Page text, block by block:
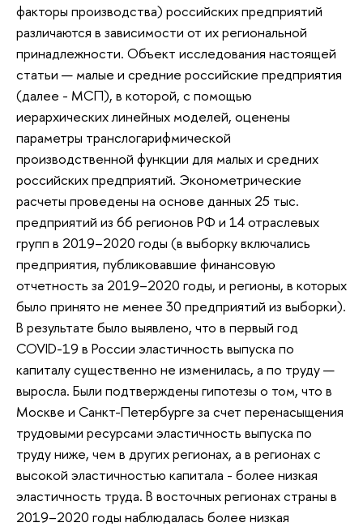
факторы производства) российских предприятий
различаются в зависимости от их региональной
принадлежности. Объект исследования настоящей
статьи — малые и средние российские предприятия
(далее - МСП), в которой, с помощью
иерархических линейных моделей, оценены
параметры транслогарифмической
производственной функции для малых и средних
российских предприятий. Эконометрические
расчеты проведены на основе данных 25 тыс.
предприятий из 66 регионов РФ и 14 отраслевых
групп в 2019–2020 годы (в выборку включались
предприятия, публиковавшие финансовую
отчетность за 2019–2020 годы, и регионы, в которых
было принято не менее 30 предприятий из выборки).
В результате было выявлено, что в первый год
COVID-19 в России эластичность выпуска по
капиталу существенно не изменилась, а по труду —
выросла. Были подтверждены гипотезы о том, что в
Москве и Санкт-Петербурге за счет перенасыщения
трудовыми ресурсами эластичность выпуска по
труду ниже, чем в других регионах, а в регионах с
высокой эластичностью капитала - более низкая
эластичность труда. В восточных регионах страны в
2019–2020 годы наблюдалась более низкая